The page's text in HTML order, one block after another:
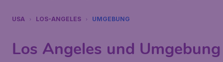
USA LOS-ANGELES UMGEBUNG
Los Angeles und Umgebung